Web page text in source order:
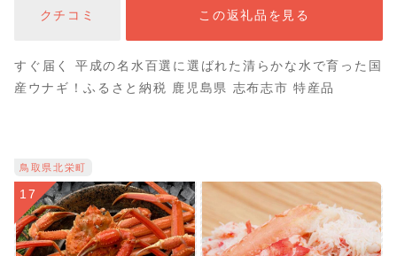
クチコミ この返礼品を見る
すぐ届く 平成の名水百選に選ばれた清らかな水で育った国
産ウナギ！ふるさと納税 鹿児島県 志布志市 特産品
鳥取県北栄町
17